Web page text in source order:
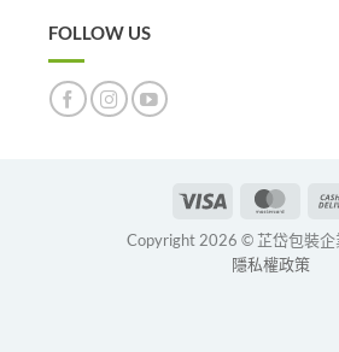
FOLLOW US
Visa
Copyright 2026 © 芷岱包裝企
隱私權政策